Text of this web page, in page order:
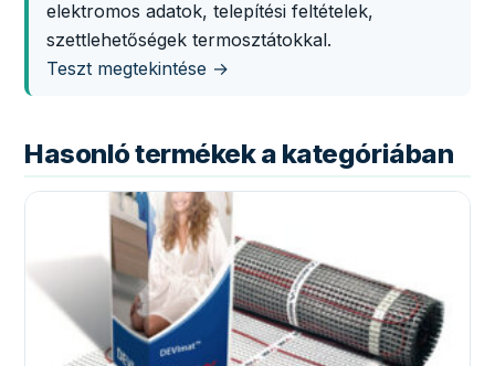
elektromos adatok, telepítési feltételek,
szettlehetőségek termosztátokkal.
Teszt megtekintése →
Hasonló termékek a kategóriában